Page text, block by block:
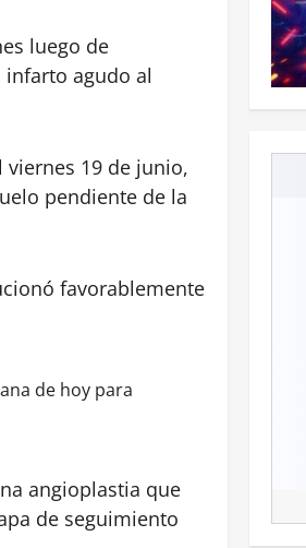
luego de
agudo al
19 de junio,
pendiente de la
favorablemente
de hoy para
angioplastia que
de seguimiento